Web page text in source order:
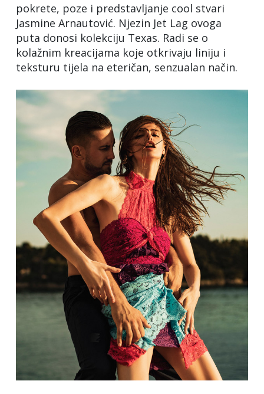
pokrete, poze i predstavljanje cool stvari
Jasmine Arnautović. Njezin Jet Lag ovoga
puta donosi kolekciju Texas. Radi se o
kolažnim kreacijama koje otkrivaju liniju i
teksturu tijela na eteričan, senzualan način.